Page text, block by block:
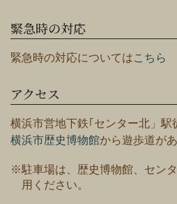
緊急時の対応
緊急時の対応についてはこちら
アクセス
横浜市営地下鉄｢センター北」駅
横浜市歴史博物館から遊歩道があ
※駐車場は、歴史博物館、セン
用ください。